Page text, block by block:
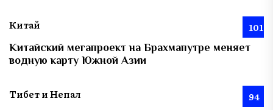
Китай 101
Китайский мегапроект на Брахмапутре меняет
водную карту Южной Азии
Тибет и Непал 94